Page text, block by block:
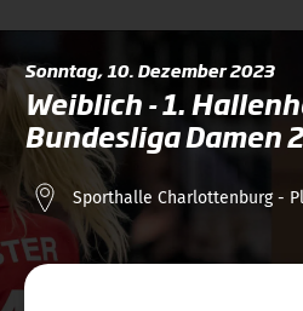
Sonntag, 10. Dezember 2023
Weiblich - 1.
Bundesliga Damen
Sporthalle Charlottenburg -